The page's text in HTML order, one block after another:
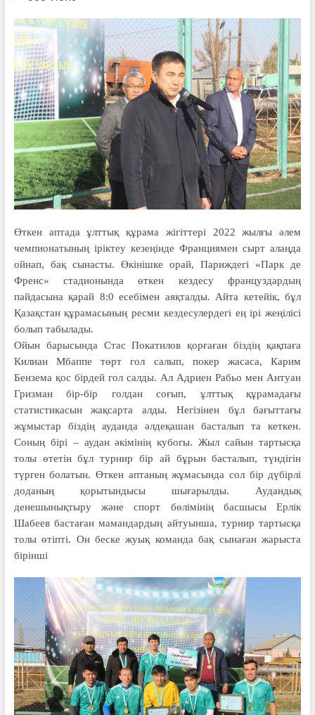
Өткен аптада ұлттық құрама жігіттері 2022 жылғы әлем
чемпионатының іріктеу кезеңінде Франциямен сырт алаңда
ойнап, бақ сынасты. Өкінішке орай, Париждегі «Парк де
Френс» стадионында өткен кездесу француздардың
пайдасына қарай 8:0 есебімен аяқталды. Айта кетейік, бұл
Қазақстан құрамасының ресми кездесулердегі ең ірі жеңілісі
болып табылады.
Ойын барысында Стас Покатилов қорғаған біздің қақпаға
Килиан Мбаппе төрт гол салып, покер жасаса, Карим
Бензема қос бірдей гол салды. Ал Адриен Рабьо мен Антуан
Гризман бір-бір голдан соғып, ұлттық құрамадағы
статистикасын жақсарта алды. Негізінен бұл бағыттағы
жұмыстар біздің ауданда әлдеқашан басталып та кеткен.
Соның бірі – аудан әкімінің кубогы. Жыл сайын тартысқа
толы өтетін бұл турнир бір ай бұрын басталып, түндігін
түрген болатын. Өткен аптаның жұмасында сол бір дүбірлі
доданың қорытындысы шығарылды. Аудандық
денешынықтыру және спорт бөлімінің басшысы Ерлік
Шабеев бастаған мамандардың айтуынша, турнир тартысқа
толы өтіпті. Он беске жуық команда бақ сынаған жарыста
бірінші